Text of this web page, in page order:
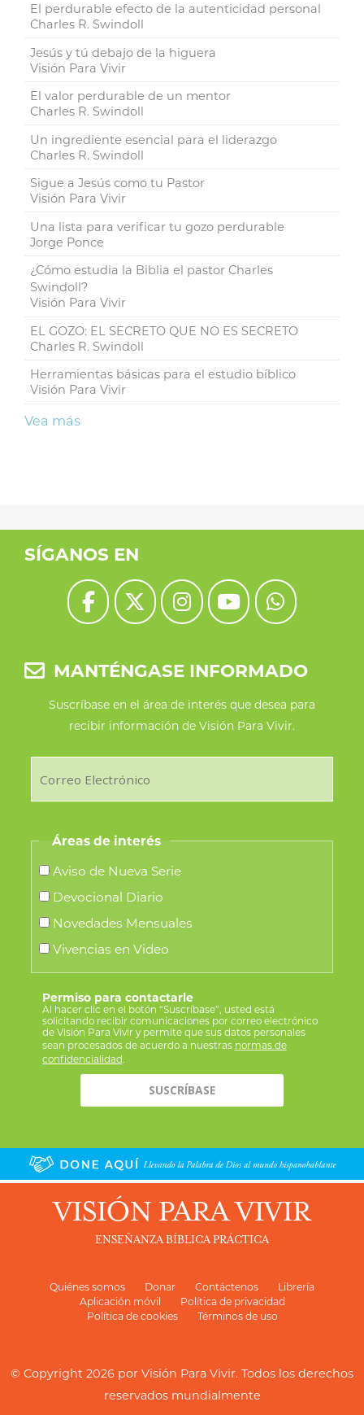
El perdurable efecto de la autenticidad personal
Charles R. Swindoll
Jesús y tú debajo de la higuera
Visión Para Vivir
El valor perdurable de un mentor
Charles R. Swindoll
Un ingrediente esencial para el liderazgo
Charles R. Swindoll
Sigue a Jesús como tu Pastor
Visión Para Vivir
Una lista para verificar tu gozo perdurable
Jorge Ponce
¿Cómo estudia la Biblia el pastor Charles
Swindoll?
Visión Para Vivir
EL GOZO: EL SECRETO QUE NO ES SECRETO
Charles R. Swindoll
Herramientas básicas para el estudio bíblico
Visión Para Vivir
Vea más
SÍGANOS EN
MANTÉNGASE INFORMADO
Suscríbase en el área de interés que desea para
recibir información de Visión Para Vivir.
Áreas de interés
Aviso de Nueva Serie
Devocional Diario
Novedades Mensuales
Vivencias en Video
Permiso para contactarle
Al hacer clic en el botón “Suscríbase”, usted está
solicitando recibir comunicaciones por correo electrónico
de Visión Para Vivir y permite que sus datos personales
sean procesados de acuerdo a nuestras normas de
confidencialidad.
VISIÓN PARA VIVIR
ENSEÑANZA BÍBLICA PRÁCTICA
Quiénes somos Donar Contáctenos
Librería
Aplicación móvil
Política de privacidad
Política de cookies
Términos de uso
© Copyright 2026 por Visión Para Vivir. Todos los derechos
reservados mundialmente